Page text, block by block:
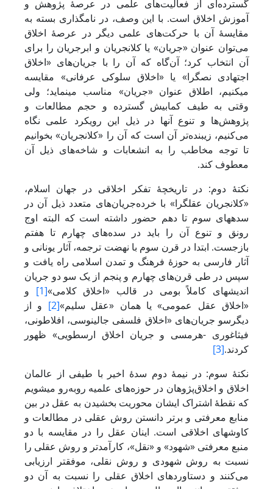
گسترده‌ای از فعالیت‌های علمی در عرصۀ پژوهش و
آموزش اخلاق است. با این وصف، در نام‎گذاری بسته به
مقایسۀ آن با حرکت‌های علمی دیگر در عرصۀ اخلاق
می‌توان عنوان «جریان» یا کلان‎جریان و ابرجریان را برای
آن انتخاب کرد؛ آن‌گاه که آن را با جریان‌های «اخلاق
اجتهادی نص‎گرا» یا «اخلاق سلوکی عرفانی» مقایسه
می‎کنیم، اطلاق عنوان «جریان» مناسب می‎نماید؛ ولی
وقتی به طیف کمابیش گسترده و حجم مطالعات و
پژوهش‌ها و تنوع آنها در ذیل این رویکرد علمی نگاه
می‌کنیم، زیبنده‌تر آن است که آن را «کلان‎جریان» بخوانیم
تا توجه مخاطب را به انشعابات و شاخه‌های ذیل آن
معطوف کند.
نکتۀ دوم: در تاریخچۀ تفکر اخلاقی در جهان اسلام،
«کلان‎جریان عقل‎گرا» با خرده‌جریان‌های متعدد ذیل آن در
سده‎های سوم تا دهم حضور داشته است که البته اوج
رونق و تنوع آن را باید در سده‌های چهارم تا هفتم
بازجست. ابتدا در قرن سوم با نهضت ترجمه، آثار یونانی و
آثار فارسی به حوزۀ فرهنگ و تمدن اسلامی راه یافت و
سپس در طی قرن‌های چهارم و پنجم از یک سو دو جریان
اندیشه‎ای کاملاً بومی در قالب «اخلاق کلامی»
[1]
و
«اخلاق عقل عمومی» یا همان «عقل سلیم»[2]
و از
دیگرسو جریان‌های «اخلاق فلسفی جالینوسی، افلاطونی،
فیثاغوری -هرمسی و جریان اخلاق ارسطویی» ظهور
کردند.[3]
نکتۀ سوم: در نیمۀ دوم سدۀ اخیر با طیفی از عالمان
اخلاق و اخلاق‌پژوهان در حوزه‌های علمیه روبه‌رو می‎شویم
که نقطۀ اشتراک ایشان محوریت بخشیدن به عقل در بین
منابع معرفتی و برتر دانستن روش عقلی در مطالعات و
کاوش‎های اخلاقی است. اینان عقل را در مقایسه با دو
منبع معرفتی «شهود» و «نقل»، کارآمدتر و روش عقلی را
نسبت به روش شهودی و روش نقلی، موفق‎تر ارزیابی
می‌کنند و دستاوردهای اخلاق عقلی را نسبت به آن دو